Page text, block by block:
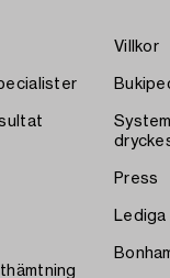
Villkor
Press